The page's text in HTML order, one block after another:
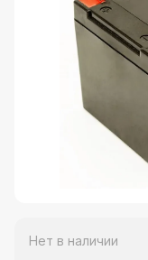
Нет в наличии